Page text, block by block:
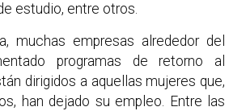
estudio, entre otros.
muchas empresas alrededor del
programas de retorno al
dirigidos a aquellas mujeres que,
han dejado su empleo. Entre las